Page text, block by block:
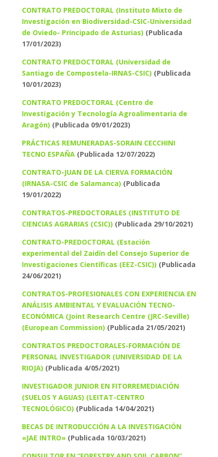
CONTRATO PREDOCTORAL (Instituto Mixto de
Investigación en Biodiversidad-CSIC-Universidad
de Oviedo- Principado de Asturias) (Publicada
17/01/2023)
CONTRATO PREDOCTORAL (Universidad de
Santiago de Compostela-IRNAS-CSIC) (Publicada
10/01/2023)
CONTRATO PREDOCTORAL (Centro de
Investigación y Tecnología Agroalimentaria de
Aragón) (Publicada 09/01/2023)
PRÁCTICAS REMUNERADAS-SORAIN CECCHINI
TECNO ESPAÑA(Publicada 12/07/2022)
CONTRATO-JUAN DE LA CIERVA FORMACIÓN
(IRNASA-CSIC de Salamanca) (Publicada
19/01/2022)
CONTRATOS-PREDOCTORALES (INSTITUTO DE
CIENCIAS AGRARIAS (CSIC)) (Publicada 29/10/2021)
CONTRATO-PREDOCTORAL (Estación
experimental del Zaidín del Consejo Superior de
Investigaciones Científicas (EEZ-CSIC)) (Publicada
24/06/2021)
CONTRATOS-PROFESIONALES CON EXPERIENCIA EN
ANÁLISIS AMBIENTAL Y EVALUACIÓN TECNO-
ECONÓMICA (Joint Research Centre (JRC-Seville)
(European Commission) (Publicada 21/05/2021)
CONTRATOS PREDOCTORALES-FORMACIÓN DE
PERSONAL INVESTIGADOR (UNIVERSIDAD DE LA
RIOJA) (Publicada 4/05/2021)
INVESTIGADOR JUNIOR EN FITORREMEDIACIÓN
(SUELOS Y AGUAS) (LEITAT-CENTRO
TECNOLÓGICO) (Publicada 14/04/2021)
BECAS DE INTRODUCCIÓN A LA INVESTIGACIÓN
«JAE INTRO»(Publicada 10/03/2021)